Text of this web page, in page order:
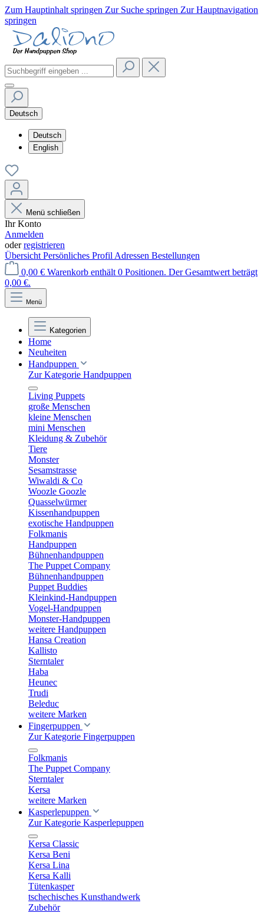
Zum Hauptinhalt springen Zur Suche springen Zur Hauptnavigation
springen
Deutsch
Deutsch
English
Menü schließen
Ihr Konto
Anmelden
oderregistrieren
Übersicht Persönliches Profil Adressen Bestellungen
0,00 € Warenkorb enthält 0 Positionen. Der Gesamtwert beträgt
0,00 €.
Menü
Kategorien
Home
Neuheiten
Handpuppen
Zur Kategorie Handpuppen
Living Puppets
große Menschen
kleine Menschen
mini Menschen
Kleidung & Zubehör
Tiere
Monster
Sesamstrasse
Wiwaldi & Co
Woozle Goozle
Quasselwürmer
Kissenhandpuppen
exotische Handpuppen
Folkmanis
Handpuppen
Bühnenhandpuppen
The Puppet Company
Bühnenhandpuppen
Puppet Buddies
Kleinkind-Handpuppen
Vogel-Handpuppen
Monster-Handpuppen
weitere Handpuppen
Hansa Creation
Kallisto
Sterntaler
Haba
Heunec
Trudi
Beleduc
weitere Marken
Fingerpuppen
Zur Kategorie Fingerpuppen
Folkmanis
The Puppet Company
Sterntaler
Kersa
weitere Marken
Kasperlepuppen
Zur Kategorie Kasperlepuppen
Kersa Classic
Kersa Beni
Kersa Lina
Kersa Kalli
Tütenkasper
tschechisches Kunsthandwerk
Zubehör